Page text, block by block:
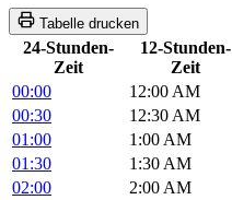
Tabelle drucken
24-Stunden-
Zeit
12-Stunden-
Zeit
00:00
12:00 AM
00:30
12:30 AM
01:00
1:00 AM
01:30
1:30 AM
02:00
2:00 AM